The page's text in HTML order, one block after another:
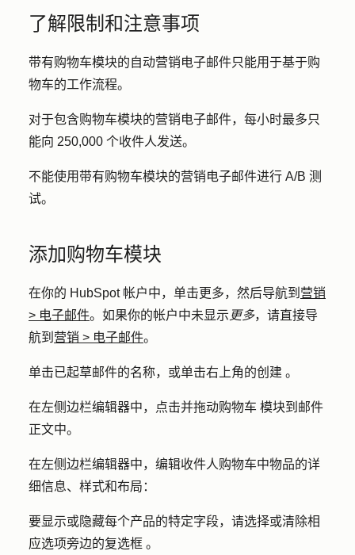
了解限制和注意事项
带有购物车模块的自动营销电子邮件只能用于基于购
物车的工作流程。
对于包含购物车模块的营销电子邮件，每小时最多只
能向 250,000 个收件人发送。
不能使用带有购物车模块的营销电子邮件进行 A/B 测
试。
添加购物车模块
在你的 HubSpot 帐户中，单击更多，然后导航到 营销
> 电子邮件。如果你的帐户中未显示 更多，请直接导
航到 营销 > 电子邮件。
单击已起草邮件的名称，或单击右上角的创建 。
在左侧边栏编辑器中，点击并拖动购物车 模块到邮件
正文中。
在左侧边栏编辑器中，编辑收件人购物车中物品的详
细信息、样式和布局：
要显示或隐藏每个产品的特定字段，请选择或清除相
应选项旁边的复选框 。